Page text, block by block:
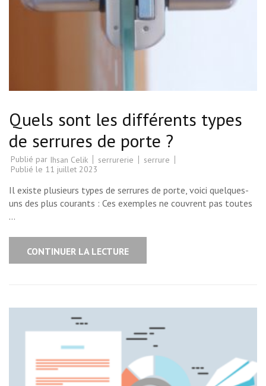
Quels sont les différents types
de serrures de porte ?
Publié par Ihsan Celik serrurerie
serrure
Publié le 11 juillet 2023
Il existe plusieurs types de serrures de porte, voici quelques-
uns des plus courants : Ces exemples ne couvrent pas toutes
…
CONTINUER LA LECTURE